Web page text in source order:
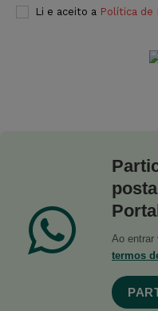
Li e aceito a Política de
Ao entrar
termos